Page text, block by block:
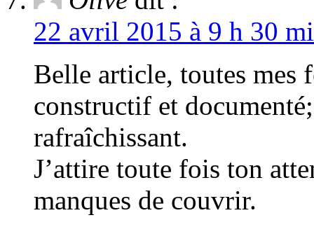
22 avril 2015 à 9 h 30
Belle article, toutes mes
constructif et
rafraîchissant.
J’attire toute fois ton
manques de couvrir.